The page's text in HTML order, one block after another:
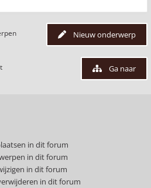
Nieuw onderwerp
Ga naar
in dit forum
in dit forum
in dit forum
in dit forum